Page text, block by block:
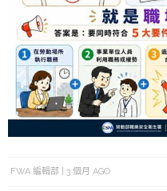
FWA 編輯部 3 個月 AGO